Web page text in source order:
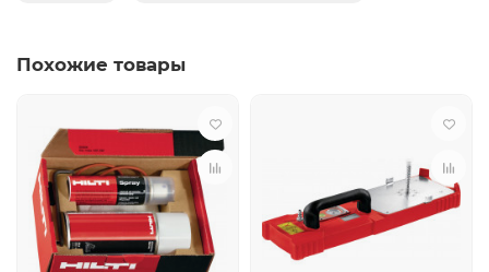
Похожие товары